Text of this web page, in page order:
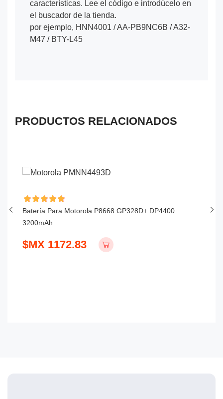
características. Lee el código e introdúcelo en
el buscador de la tienda.
por ejemplo, HNN4001 / AA-PB9NC6B / A32-
M47 / BTY-L45
PRODUCTOS RELACIONADOS
Batería Para Motorola P8668 GP328D+ DP4400
3200mAh
$MX 1172.83